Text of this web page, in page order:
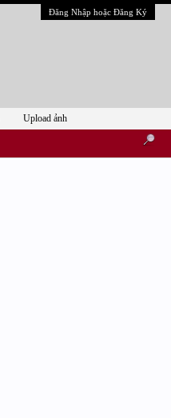
Đăng Nhập hoặc Đăng Ký
Upload ảnh